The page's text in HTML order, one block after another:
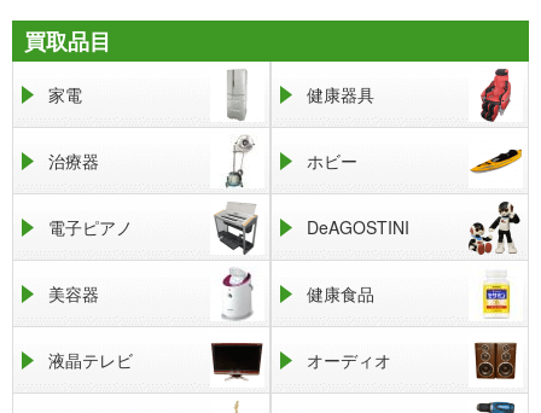
買取品目
家電 健康器具
治療器 ホビー
電子ピアノ DeAGOSTINI
美容器 健康食品
液晶テレビ オーディオ